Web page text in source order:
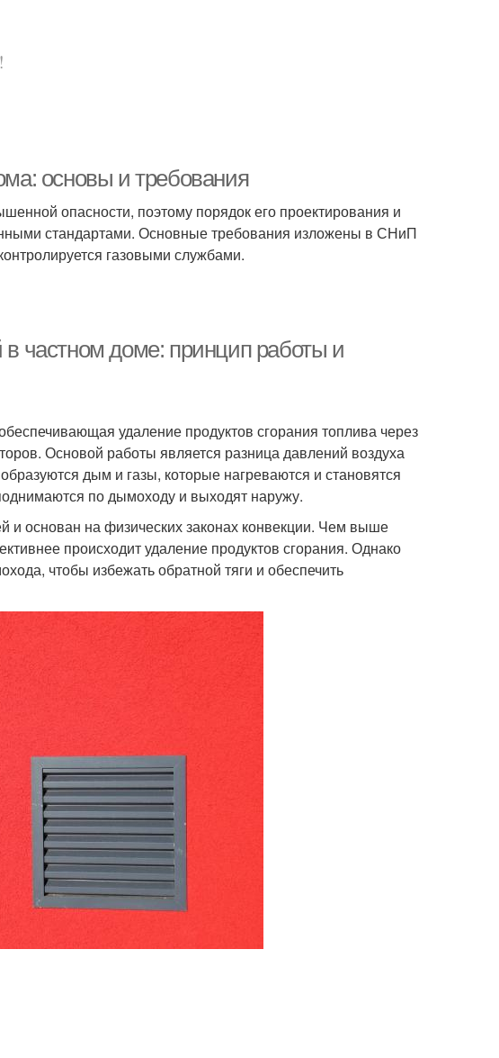
основы и требования
опасности, поэтому порядок его проектирования и
стандартами. Основные требования изложены в СНиП
газовыми службами.
в частном доме: принцип работы и
удаление продуктов сгорания топлива через
Основой работы является разница давлений воздуха
дым и газы, которые нагреваются и становятся
по дымоходу и выходят наружу.
и основан на физических законах конвекции. Чем выше
происходит удаление продуктов сгорания. Однако
чтобы избежать обратной тяги и обеспечить